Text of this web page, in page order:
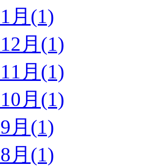
月(1)
月(1)
月(1)
月(1)
月(1)
月(1)